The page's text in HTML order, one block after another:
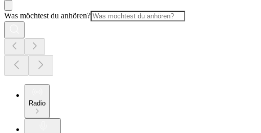
Was möchtest du anhören?
Radio